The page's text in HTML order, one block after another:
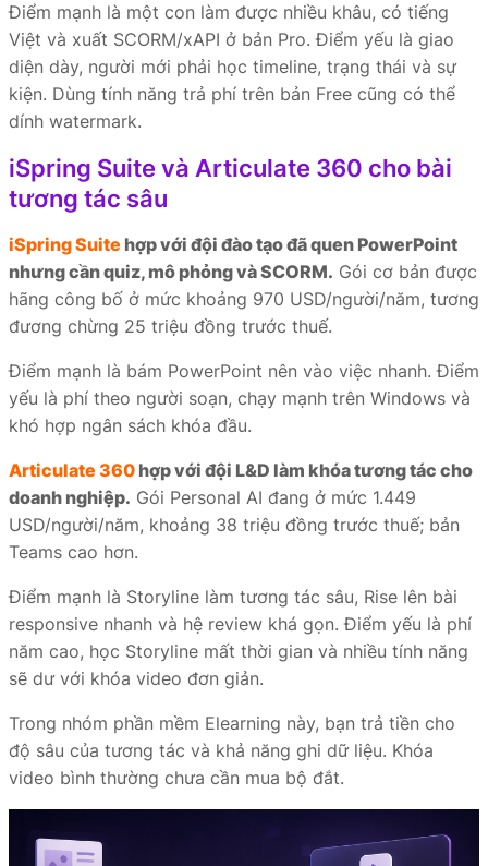
Điểm mạnh là một con làm được nhiều khâu, có tiếng
Việt và xuất SCORM/xAPI ở bản Pro. Điểm yếu là giao
diện dày, người mới phải học timeline, trạng thái và sự
kiện. Dùng tính năng trả phí trên bản Free cũng có thể
dính watermark.
iSpring Suite và Articulate 360 cho bài
tương tác sâu
iSpring Suite hợp với đội đào tạo đã quen PowerPoint
nhưng cần quiz, mô phỏng và SCORM. Gói cơ bản được
hãng công bố ở mức khoảng 970 USD/người/năm, tương
đương chừng 25 triệu đồng trước thuế.
Điểm mạnh là bám PowerPoint nên vào việc nhanh. Điểm
yếu là phí theo người soạn, chạy mạnh trên Windows và
khó hợp ngân sách khóa đầu.
Articulate 360 hợp với đội L&D làm khóa tương tác cho
doanh nghiệp. Gói Personal AI đang ở mức 1.449
USD/người/năm, khoảng 38 triệu đồng trước thuế; bản
Teams cao hơn.
Điểm mạnh là Storyline làm tương tác sâu, Rise lên bài
responsive nhanh và hệ review khá gọn. Điểm yếu là phí
năm cao, học Storyline mất thời gian và nhiều tính năng
sẽ dư với khóa video đơn giản.
Trong nhóm phần mềm Elearning này, bạn trả tiền cho
độ sâu của tương tác và khả năng ghi dữ liệu. Khóa
video bình thường chưa cần mua bộ đắt.